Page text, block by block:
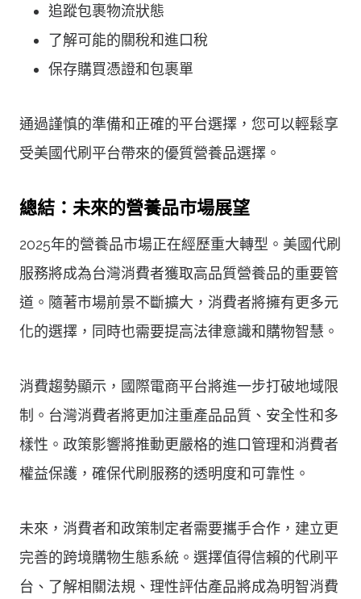
追蹤包裹物流狀態
了解可能的關稅和進口稅
保存購買憑證和包裹單
通過謹慎的準備和正確的平台選擇，您可以輕鬆享
受美國代刷平台帶來的優質營養品選擇。
總結：未來的營養品市場展望
2025年的營養品市場正在經歷重大轉型。美國代刷
服務將成為台灣消費者獲取高品質營養品的重要管
道。隨著市場前景不斷擴大，消費者將擁有更多元
化的選擇，同時也需要提高法律意識和購物智慧。
消費趨勢顯示，國際電商平台將進一步打破地域限
制。台灣消費者將更加注重產品品質、安全性和多
樣性。政策影響將推動更嚴格的進口管理和消費者
權益保護，確保代刷服務的透明度和可靠性。
未來，消費者和政策制定者需要攜手合作，建立更
完善的跨境購物生態系統。選擇值得信賴的代刷平
台、了解相關法規、理性評估產品將成為明智消費